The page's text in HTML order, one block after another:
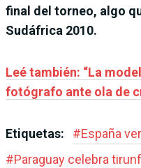
final del torneo, algo
Sudáfrica 2010.
Leé también: “La
fotógrafo ante ola de
Etiquetas: #España
#Paraguay celebra